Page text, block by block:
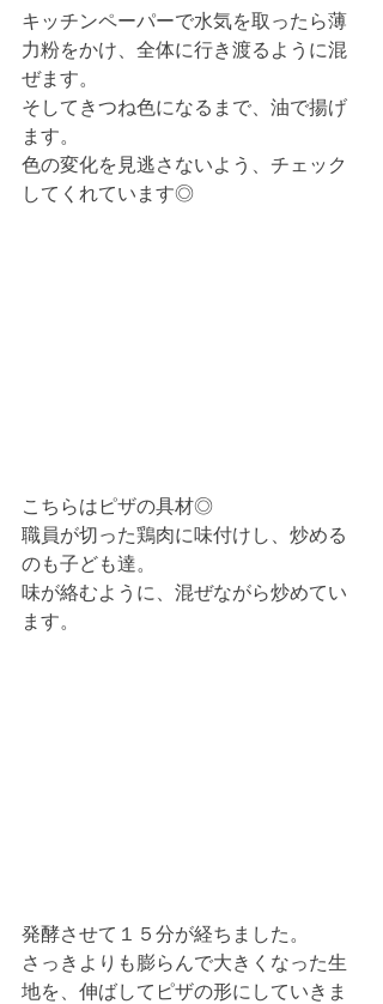
キッチンペーパーで水気を取ったら薄
力粉をかけ、全体に行き渡るように混
ぜます。
そしてきつね色になるまで、油で揚げ
ます。
色の変化を見逃さないよう、チェック
してくれています◎
こちらはピザの具材◎
職員が切った鶏肉に味付けし、炒める
のも子ども達。
味が絡むように、混ぜながら炒めてい
ます。
発酵させて１５分が経ちました。
さっきよりも膨らんで大きくなった生
地を、伸ばしてピザの形にしていきま